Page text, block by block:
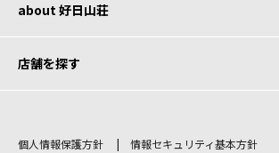
about 好日山荘
店舗を探す
個人情報保護方針
情報セキュリティ基本方針